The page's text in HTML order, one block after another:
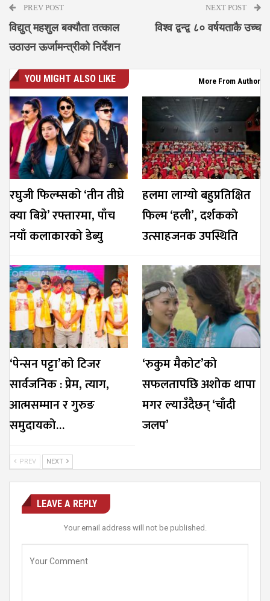
PREV POST
विद्युत् महशुल बक्यौता तत्काल
उठाउन ऊर्जामन्त्रीको निर्देशन
NEXT POST
विश्व द्वन्द्व ८० वर्षयताकै उच्च
YOU MIGHT ALSO LIKE More From Author
रघुजी फिल्म्सको ‘तीन तीघ्रे
क्या बिग्रे’ रफ्तारमा, पाँच
नयाँ कलाकारको डेब्यु
हलमा लाग्यो बहुप्रतिक्षित
फिल्म ‘हली’, दर्शकको
उत्साहजनक उपस्थिति
‘पेन्सन पट्टा’को टिजर
सार्वजनिक : प्रेम, त्याग,
आत्मसम्मान र गुरुङ
समुदायको…
‘रुकुम मैकोट’को
सफलतापछि अशोक थापा
मगर ल्याउँदैछन् ‘चाँदी
जलप’
PREV NEXT
LEAVE A REPLY
Your email address will not be published.